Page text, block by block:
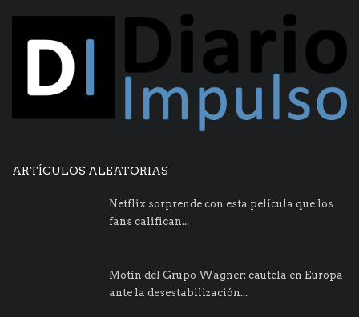
ARTÍCULOS ALEATORIAS
Netflix sorprende con esta película que los
fans califican...
Motín del Grupo Wagner: cautela en Europa
ante la desestabilización...